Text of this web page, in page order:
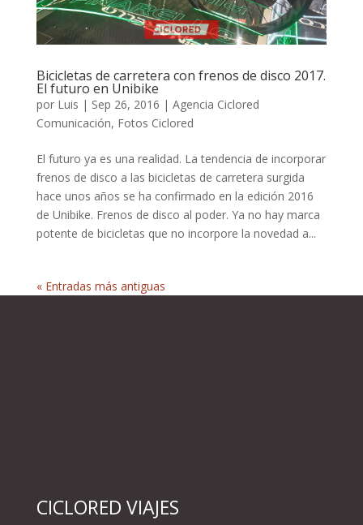
Bicicletas de carretera con frenos de disco 2017.
El futuro en Unibike
por Luis | Sep 26, 2016 | Agencia Ciclored
Comunicación, Fotos Ciclored
El futuro ya es una realidad. La tendencia de incorporar
frenos de disco a las bicicletas de carretera surgida
hace unos años se ha confirmado en la edición 2016
de Unibike. Frenos de disco al poder. Ya no hay marca
potente de bicicletas que no incorpore la novedad a...
« Entradas más antiguas
CICLORED VIAJES